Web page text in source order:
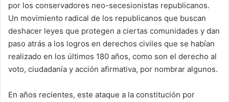
por los conservadores neo-secesionistas republicanos.
Un movimiento radical de los republicanos que buscan
deshacer leyes que protegen a ciertas comunidades y dan
paso atrás a los logros en derechos civiles que se habían
realizado en los últimos 180 años, como son el derecho al
voto, ciudadanía y acción afirmativa, por nombrar algunos.
En años recientes, este ataque a la constitución por